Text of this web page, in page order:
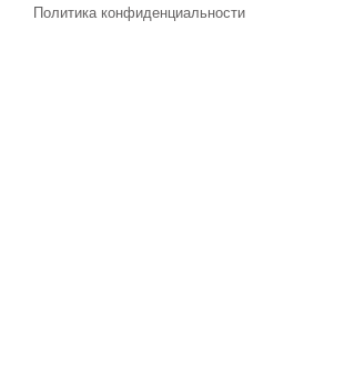
Политика конфиденциальности